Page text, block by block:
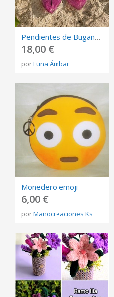
Pendientes de Buganvilla | Joyería botánica artesanal | Flores naturales preservadas en resina
18,00 €
porLuna Ámbar
Monedero emoji
6,00 €
porManocreaciones Ks